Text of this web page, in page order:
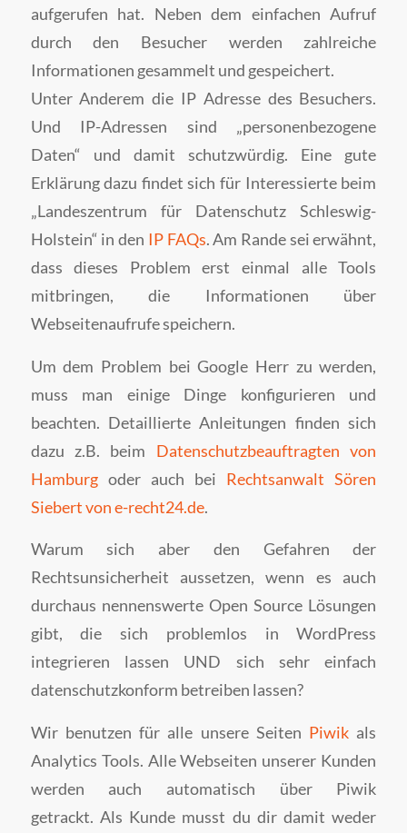
aufgerufen hat. Neben dem einfachen Aufruf
durch den Besucher werden zahlreiche
Informationen gesammelt und gespeichert.
Unter Anderem die IP Adresse des Besuchers.
Und IP-Adressen sind „personenbezogene
Daten“ und damit schutzwürdig. Eine gute
Erklärung dazu findet sich für Interessierte beim
„Landeszentrum für Datenschutz Schleswig-
Holstein“ in den IP FAQs. Am Rande sei erwähnt,
dass dieses Problem erst einmal alle Tools
mitbringen, die Informationen über
Webseitenaufrufe speichern.
Um dem Problem bei Google Herr zu werden,
muss man einige Dinge konfigurieren und
beachten. Detaillierte Anleitungen finden sich
dazu z.B. beim Datenschutzbeauftragten von
Hamburgoder auch bei Rechtsanwalt Sören
Siebert von e-recht24.de.
Warum sich aber den Gefahren der
Rechtsunsicherheit aussetzen, wenn es auch
durchaus nennenswerte Open Source Lösungen
gibt, die sich problemlos in WordPress
integrieren lassen UND sich sehr einfach
datenschutzkonform betreiben lassen?
Wir benutzen für alle unsere Seiten Piwik als
Analytics Tools. Alle Webseiten unserer Kunden
werden auch automatisch über Piwik
getrackt. Als Kunde musst du dir damit weder